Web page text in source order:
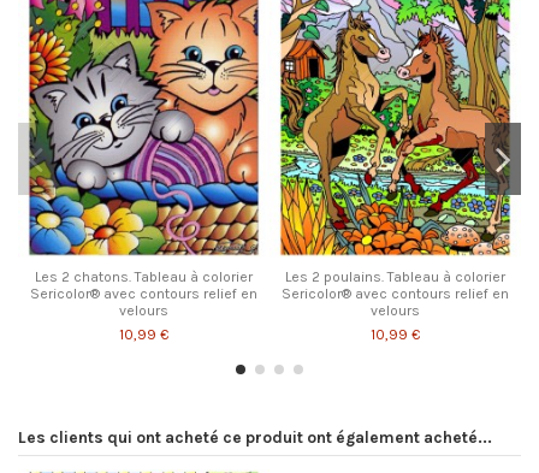
Les 2 chatons. Tableau à colorier
Sericolor® avec contours relief en
velours
10,99 €
Les 2 poulains. Tableau à colorier
Sericolor® avec contours relief en
velours
10,99 €
Les clients qui ont acheté ce produit ont également acheté...